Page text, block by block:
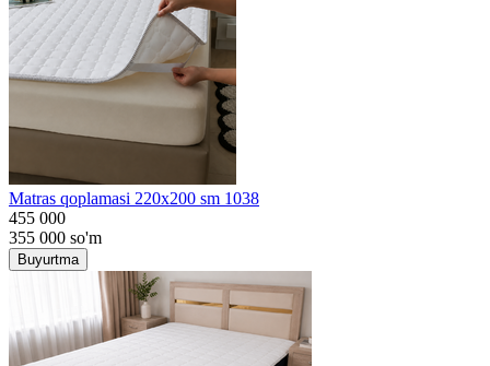
Matras qoplamasi 220x200 sm 1038
455 000
355 000 so'm
Buyurtma